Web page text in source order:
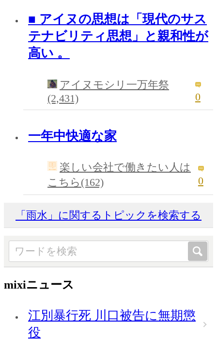
■ アイヌの思想は「現代のサス
テナビリティ思想」と親和性が
高い 。
アイヌモシリ一万年祭
(2,431)
0
一年中快適な家
楽しい会社で働きたい人は
こちら(162)
0
「雨水」に関するトピックを検索する
mixiニュース
江別暴行死 川口被告に無期懲
役